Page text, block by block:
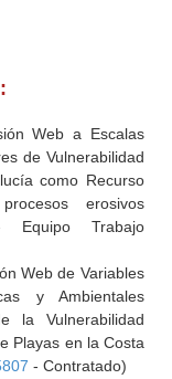
Web a Escalas
de Vulnerabilidad
como Recurso
erosivos
Trabajo
Web de Variables
y Ambientales
la Vulnerabilidad
Playas en la Costa
- Contratado)